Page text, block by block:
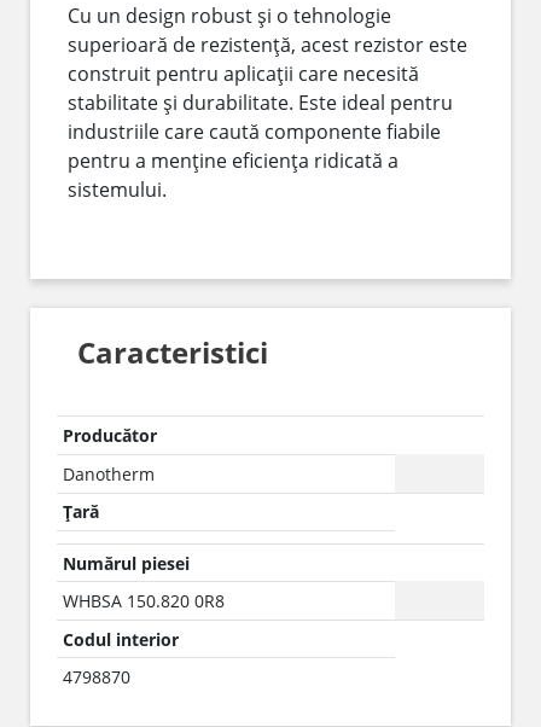
Cu un design robust și o tehnologie
superioară de rezistență, acest rezistor este
construit pentru aplicații care necesită
stabilitate și durabilitate. Este ideal pentru
industriile care caută componente fiabile
pentru a menține eficiența ridicată a
sistemului.
Caracteristici
Producător
Danotherm
Țară
Numărul piesei
WHBSA 150.820 0R8
Codul interior
4798870